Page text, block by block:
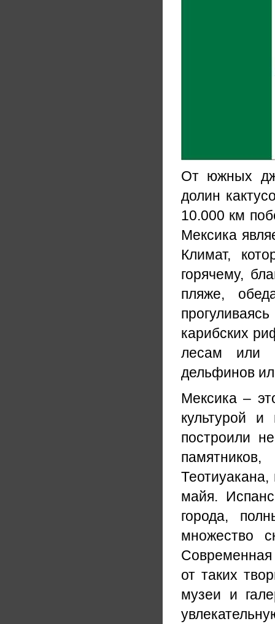
От южных
долин
10.000 км
Мексика
Климат,
горячему,
пляже,
карибских
лесам или
дельфинов
Мексика –
культурой и
построили
майя.
города,
множество
Современная
от таких
музеи и